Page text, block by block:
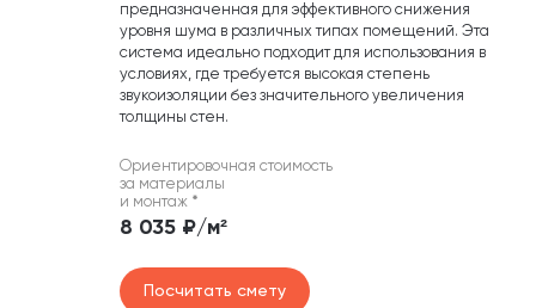
предназначенная для эффективного снижения
уровня шума в различных типах помещений. Эта
система идеально подходит для использования в
условиях, где требуется высокая степень
звукоизоляции без значительного увеличения
толщины стен.
Ориентировочная стоимость
за материалы
и монтаж *
8 035 ₽/м²
Посчитать смету